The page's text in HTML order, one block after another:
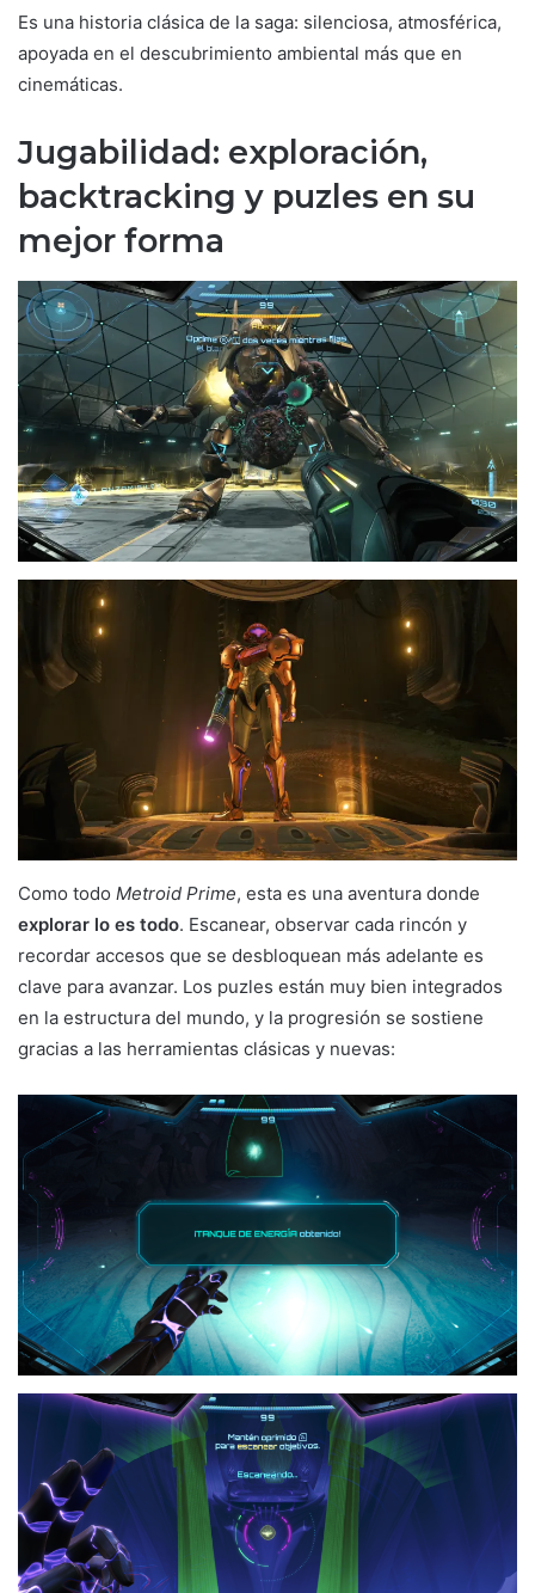
Es una historia clásica de la saga: silenciosa, atmosférica,
apoyada en el descubrimiento ambiental más que en
cinemáticas.
Jugabilidad: exploración,
backtracking y puzles en su
mejor forma
Como todo Metroid Prime, esta es una aventura donde
explorar lo es todo. Escanear, observar cada rincón y
recordar accesos que se desbloquean más adelante es
clave para avanzar. Los puzles están muy bien integrados
en la estructura del mundo, y la progresión se sostiene
gracias a las herramientas clásicas y nuevas: